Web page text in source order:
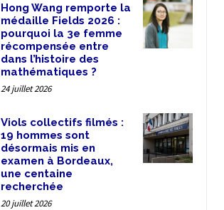
Hong Wang remporte la
médaille Fields 2026 :
pourquoi la 3e femme
récompensée entre
dans l’histoire des
mathématiques ?
24 juillet 2026
Viols collectifs filmés :
19 hommes sont
désormais mis en
examen à Bordeaux,
une centaine
recherchée
20 juillet 2026